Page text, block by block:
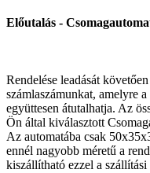
Előutalás -
Rendelése leadását
számlaszámunkat, amelyre
együttesen átutalhatja. Az
Ön által kiválasztott
Az automatába csak
ennél nagyobb méretű a
kiszállítható ezzel a szállítási